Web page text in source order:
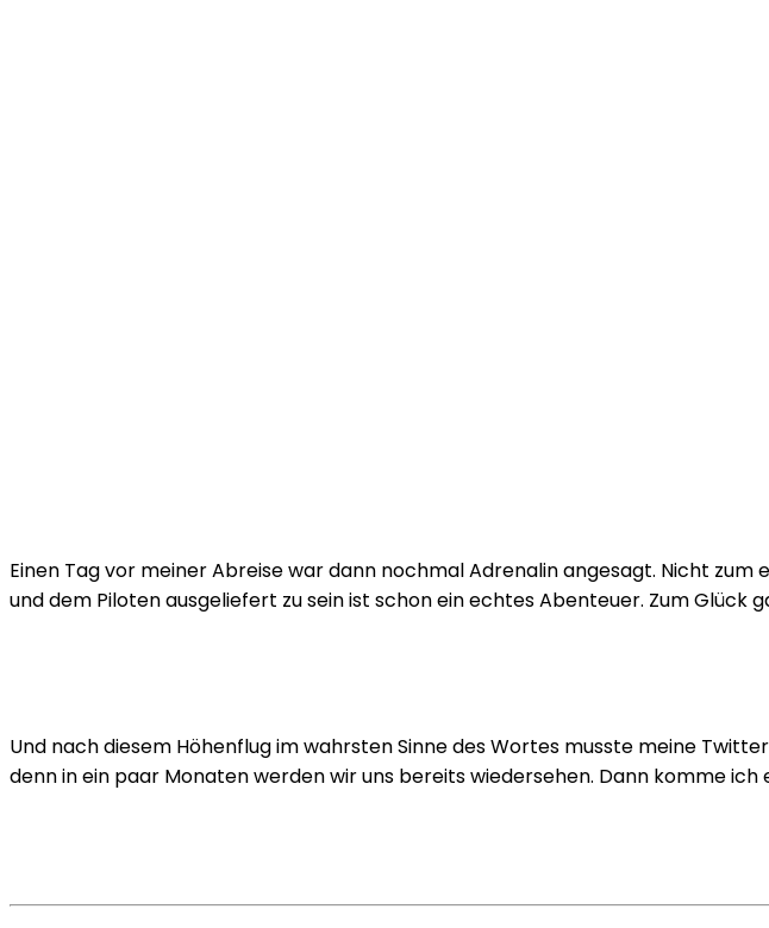
Einen Tag vor meiner Abreise war dann nochmal Adrenalin angesagt. Nicht
und dem Piloten ausgeliefert zu sein ist schon ein echtes Abenteuer. Zum Glück
Und nach diesem Höhenflug im wahrsten Sinne des Wortes musste meine
denn in ein paar Monaten werden wir uns bereits wiedersehen. Dann komme ich